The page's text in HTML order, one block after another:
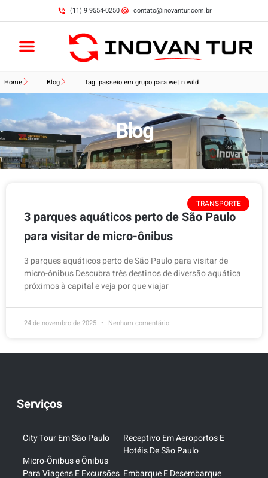
(11) 9 9554-0250 contato@inovantur.com.br
Home Blog Tag: passeio em grupo para wet n wild
Blog
TRANSPORTE
3 parques aquáticos perto de São Paulo
para visitar de micro-ônibus
3 parques aquáticos perto de São Paulo para visitar de
micro-ônibus Descubra três destinos de diversão aquática
próximos à capital e veja por que viajar
24 de novembro de 2025 Nenhum comentário
Serviços
City Tour Em São Paulo
Micro-Ônibus e Ônibus
Para Viagens E Excursões
Receptivo Em Aeroportos E
Hotéis De São Paulo
Embarque E Desembarque